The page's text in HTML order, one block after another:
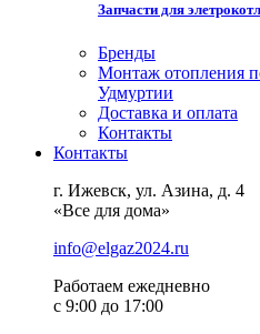
Запчасти для
Бренды
Монтаж отопления
Удмуртии
Доставка и оплата
Контакты
Контакты
г. Ижевск, ул. Азина, д. 4
«Все для дома»
info@elgaz2024.ru
Работаем eжедневно
с 9:00 до 17:00